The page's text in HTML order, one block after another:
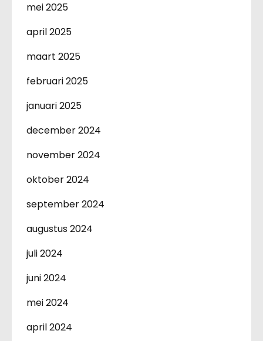
mei 2025
april 2025
maart 2025
februari 2025
januari 2025
december 2024
november 2024
oktober 2024
september 2024
augustus 2024
juli 2024
juni 2024
mei 2024
april 2024